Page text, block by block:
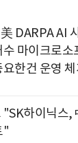
DARPA AI
수 마이크로
요한건 운영
"SK하이닉스,
"